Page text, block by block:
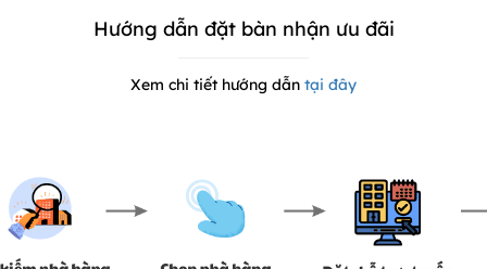
Hướng dẫn đặt bàn nhận ưu đãi
Xem chi tiết hướng dẫn tại đây